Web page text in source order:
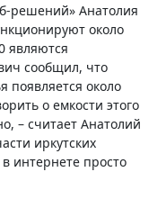
решений» Анатолия
около
являются
сообщил, что
появляется около
о емкости этого
– считает Анатолий
иркутских
интернете просто